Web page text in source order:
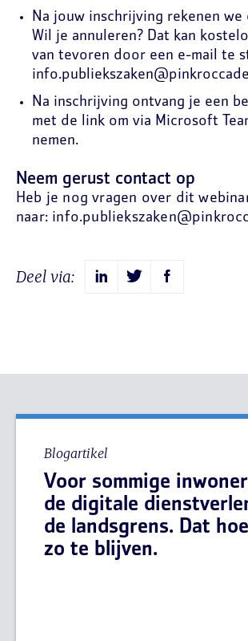
Na jouw inschrijving rekenen we
Wil je annuleren? Dat kan
van tevoren door een e-mail te
Na inschrijving ontvang je een
met de link om via Microsoft
nemen.
Neem gerust contact op
Heb je nog vragen over dit
naar:
Deel via:
Blogartikel
Voor sommige
de digitale
de landsgrens. Dat
zo te blijven.